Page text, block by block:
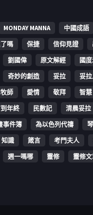
MONDAY MANNA 中國成語
嗎 保捷 信仰見證
劉國偉 原文解經
國
奇妙的創造 妥拉 妥
師 愛情 敬拜
智慧
年終 民數記
清晨妥拉
事件簿 為以色列代禱
知識 箴言 考門夫人
週一嗎哪 靈修 靈修